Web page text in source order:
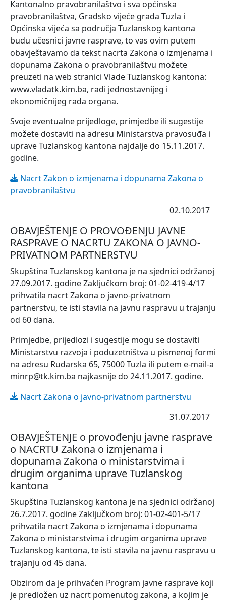
Kantonalno pravobranilaštvo i sva općinska
pravobranilaštva, Gradsko vijeće grada Tuzla i
Općinska vijeća sa područja Tuzlanskog kantona
budu učesnici javne rasprave, to vas ovim putem
obavještavamo da tekst nacrta Zakona o izmjenama i
dopunama Zakona o pravobranilaštvu možete
preuzeti na web stranici Vlade Tuzlanskog kantona:
www.vladatk.kim.ba, radi jednostavnijeg i
ekonomičnijeg rada organa.
Svoje eventualne prijedloge, primjedbe ili sugestije
možete dostaviti na adresu Ministarstva pravosuđa i
uprave Tuzlanskog kantona najdalje do 15.11.2017.
godine.
Nacrt Zakon o izmjenama i dopunama Zakona o
pravobranilaštvu
02.10.2017
OBAVJEŠTENJE O PROVOĐENJU JAVNE
RASPRAVE O NACRTU ZAKONA O JAVNO-
PRIVATNOM PARTNERSTVU
Skupština Tuzlanskog kantona je na sjednici održanoj
27.09.2017. godine Zaključkom broj: 01-02-419-4/17
prihvatila nacrt Zakona o javno-privatnom
partnerstvu, te isti stavila na javnu raspravu u trajanju
od 60 dana.
Primjedbe, prijedlozi i sugestije mogu se dostaviti
Ministarstvu razvoja i poduzetništva u pismenoj formi
na adresu Rudarska 65, 75000 Tuzla ili putem e-mail-a
minrp@tk.kim.ba najkasnije do 24.11.2017. godine.
Nacrt Zakona o javno-privatnom partnerstvu
31.07.2017
OBAVJEŠTENJE o provođenju javne rasprave
o NACRTU Zakona o izmjenama i
dopunama Zakona o ministarstvima i
drugim organima uprave Tuzlanskog
kantona
Skupština Tuzlanskog kantona je na sjednici održanoj
26.7.2017. godine Zaključkom broj: 01-02-401-5/17
prihvatila nacrt Zakona o izmjenama i dopunama
Zakona o ministarstvima i drugim organima uprave
Tuzlanskog kantona, te isti stavila na javnu raspravu u
trajanju od 45 dana.
Obzirom da je prihvaćen Program javne rasprave koji
je predložen uz nacrt pomenutog zakona, a kojim je